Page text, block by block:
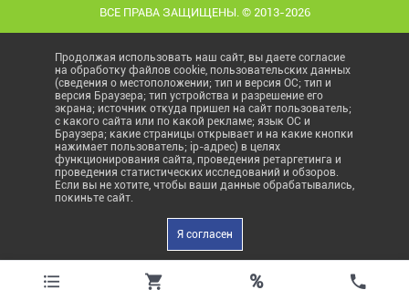
ВСЕ ПРАВА ЗАЩИЩЕНЫ. © 2013-2026
Продолжая использовать наш сайт, вы даете согласие
на обработку файлов cookie, пользовательских данных
(сведения о местоположении; тип и версия ОС; тип и
версия Браузера; тип устройства и разрешение его
экрана; источник откуда пришел на сайт пользователь;
с какого сайта или по какой рекламе; язык ОС и
Браузера; какие страницы открывает и на какие кнопки
нажимает пользователь; ip-адрес) в целях
функционирования сайта, проведения ретаргетинга и
проведения статистических исследований и обзоров.
Если вы не хотите, чтобы ваши данные обрабатывались,
покиньте сайт.
Я согласен
%